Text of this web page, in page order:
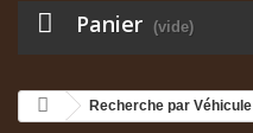
Panier (vide)
Recherche par Véhicule